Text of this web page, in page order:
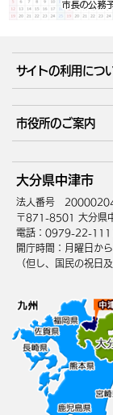
サイトの利用につ
サイトマップ
市役所のご案内
庁舎地図
中津市へのアクセス
大分県中津市
法人番号
〒871-8501 大分県
電話：0979-22-1111
開庁時間：月曜日か
（但し、国民の祝日